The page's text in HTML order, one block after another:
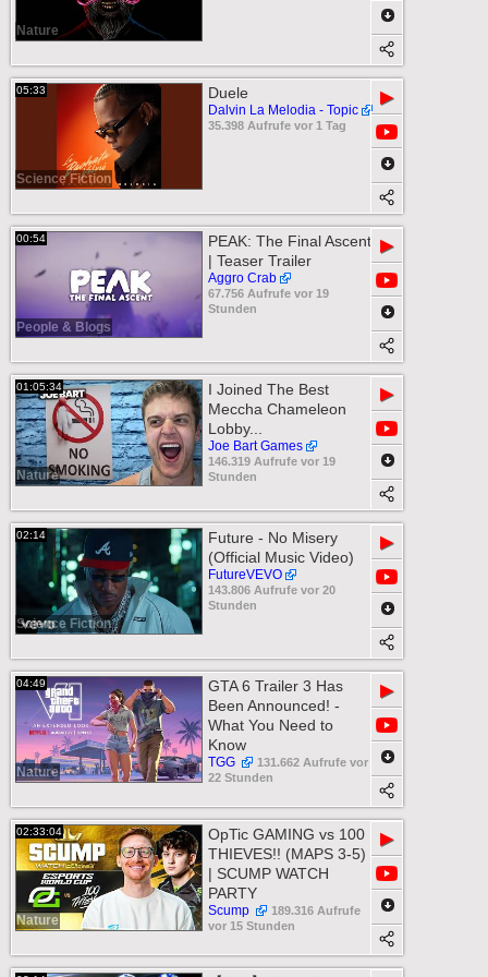
Nature
05:33
Science Fiction
Duele
Dalvin La Melodia - Topic
35.398 Aufrufe vor 1 Tag
▶
00:54
People & Blogs
PEAK: The Final Ascent
| Teaser Trailer
Aggro Crab
67.756 Aufrufe vor 19
Stunden
▶
01:05:34
Nature
I Joined The Best
Meccha Chameleon
Lobby...
Joe Bart Games
146.319 Aufrufe vor 19
Stunden
▶
02:14
Science Fiction
Future - No Misery
(Official Music Video)
FutureVEVO
143.806 Aufrufe vor 20
Stunden
▶
04:49
Nature
GTA 6 Trailer 3 Has
Been Announced! -
What You Need to
Know
TGG
131.662 Aufrufe vor
22 Stunden
▶
02:33:04
Nature
OpTic GAMING vs 100
THIEVES!! (MAPS 3-5)
| SCUMP WATCH
PARTY
Scump
189.316 Aufrufe
vor 15 Stunden
▶